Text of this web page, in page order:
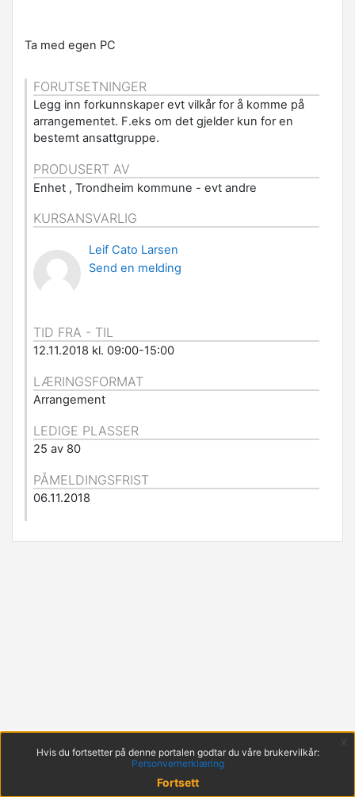
Ta med egen PC
FORUTSETNINGER
Legg inn forkunnskaper evt vilkår for å komme på
arrangementet. F.eks om det gjelder kun for en
bestemt ansattgruppe.
PRODUSERT AV
Enhet , Trondheim kommune - evt andre
KURSANSVARLIG
Leif Cato Larsen
Send en melding
TID FRA - TIL
12.11.2018 kl. 09:00-15:00
LÆRINGSFORMAT
Arrangement
LEDIGE PLASSER
25 av 80
PÅMELDINGSFRIST
06.11.2018
Hvis du fortsetter på denne portalen godtar du våre brukervilkår:
Personvernerklæring
Fortsett
x